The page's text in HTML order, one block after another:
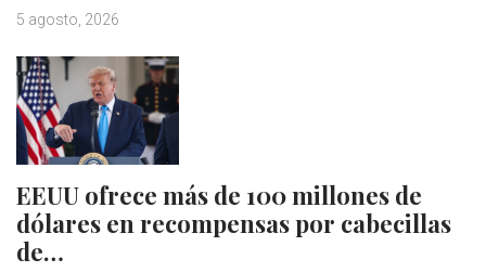
5 agosto, 2026
EEUU ofrece más de 100 millones de
dólares en recompensas por cabecillas
de…